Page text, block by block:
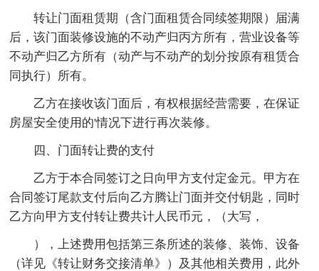
转让门面租赁期（含门面租赁合同续签期限）届满
后，该门面装修设施的不动产归丙方所有，营业设备等
不动产归乙方所有（动产与不动产的划分按原有租赁合
同执行）所有。
乙方在接收该门面后，有权根据经营需要，在保证
房屋安全使用的'情况下进行再次装修。
四、门面转让费的支付
乙方于本合同签订之日向甲方支付定金元。甲方在
合同签订尾款支付后向乙方腾让门面并交付钥匙，同时
乙方向甲方支付转让费共计人民币元，（大写，
），上述费用包括第三条所述的装修、装饰、设备
（详见《转让财务交接清单》）及其他相关费用，此外